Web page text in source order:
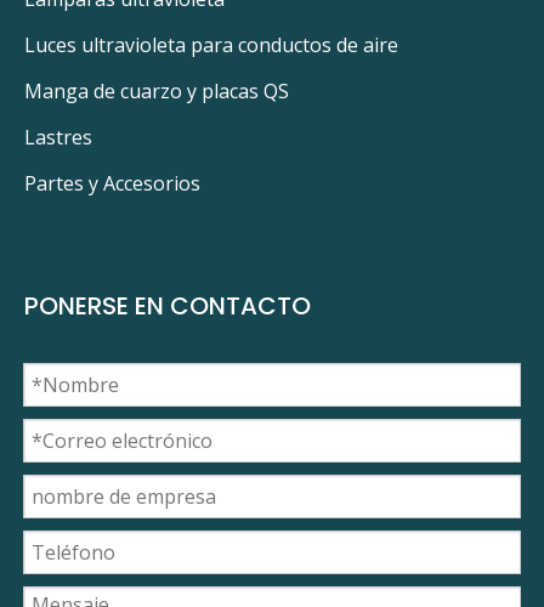
Luces ultravioleta para conductos de aire
Manga de cuarzo y placas QS
Lastres
Partes y Accesorios
PONERSE EN CONTACTO